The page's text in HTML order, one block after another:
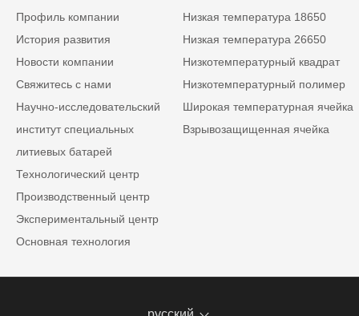
Профиль компании
История развития
Новости компании
Свяжитесь с нами
Научно-исследовательский
институт специальных
литиевых батарей
Технологический центр
Производственный центр
Экспериментальный центр
Основная технология
Низкая температура 18650
Низкая температура 26650
Низкотемпературный квадрат
Низкотемпературный полимер
Широкая температурная ячейка
Взрывозащищенная ячейка